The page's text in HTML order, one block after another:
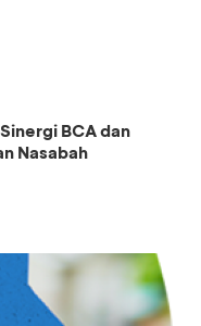
BCA dan
Nasabah